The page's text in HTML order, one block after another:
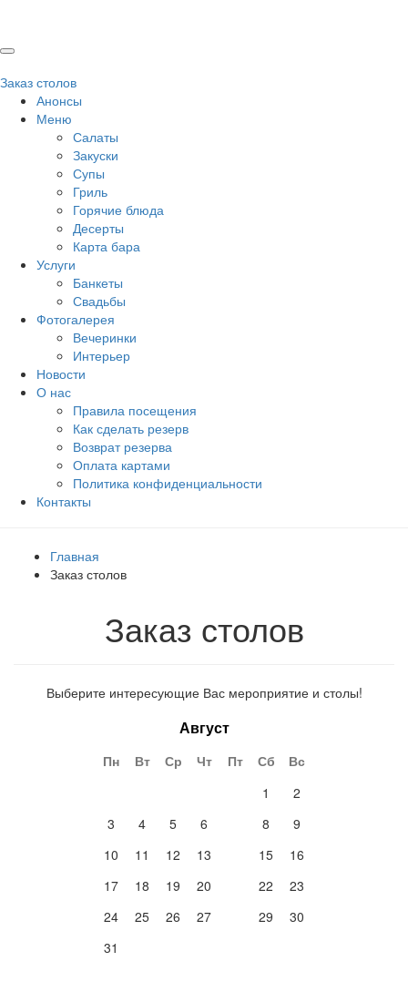
Заказ столов
Анонсы
Меню
Салаты
Закуски
Супы
Гриль
Горячие блюда
Десерты
Карта бара
Услуги
Банкеты
Свадьбы
Фотогалерея
Вечеринки
Интерьер
Новости
О нас
Правила посещения
Как сделать резерв
Возврат резерва
Оплата картами
Политика конфиденциальности
Контакты
Главная
Заказ столов
Заказ столов
Выберите интересующие Вас мероприятие и столы!
Август
Пн Вт Ср Чт Пт Сб
Вс
1
2
3
4 5 6 8
9
10
11 12 13 15
16
17
18 19 20 22
23
24
25 26 27 29
30
31